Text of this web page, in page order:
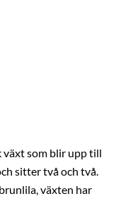
växt som blir upp till
sitter två och två.
växten har